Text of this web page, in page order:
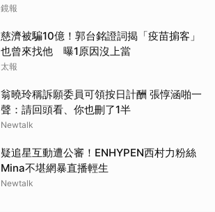
哭網
鏡報
慈濟被騙10億！郭台銘證詞揭「疫苗掮客」
也曾來找他 曝1原因沒上當
太報
翁曉玲稱訴願委員可領按日計酬 張惇涵啪一
聲：請回頭看、你也刪了1半
Newtalk
疑追星互動遭公審！ENHYPEN西村力粉絲
Mina不堪網暴直播輕生
Newtalk